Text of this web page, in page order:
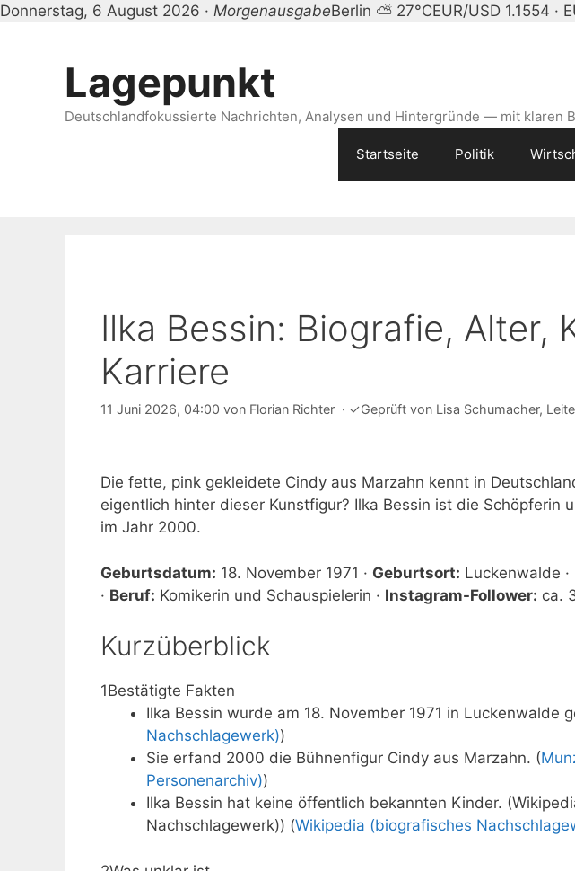
Donnerstag, 6 August 2026 · MorgenausgabeBerlin ⛅ 27°CEUR/USD 1.1554 ·
Lagepunkt
Deutschlandfokussierte Nachrichten, Analysen und Hintergründe — mit klaren
Startseite Politik
Ilka Bessin: Biografie, Alter,
Karriere
11 Juni 2026, 04:00 von Florian Richter · ✓Geprüft von Lisa Schumacher,
Die fette, pink gekleidete Cindy aus Marzahn kennt in
eigentlich hinter dieser Kunstfigur? Ilka Bessin ist die Schöpferin
im Jahr 2000.
Geburtsdatum: 18. November 1971 · Geburtsort: Luckenwalde ·
· Beruf: Komikerin und Schauspielerin · Instagram-Follower: ca.
Kurzüberblick
1Bestätigte Fakten
Ilka Bessin wurde am 18. November 1971 in Luckenwalde
Nachschlagewerk))
Sie erfand 2000 die Bühnenfigur Cindy aus Marzahn. (
Personenarchiv))
Ilka Bessin hat keine öffentlich bekannten Kinder.
Nachschlagewerk)) (Wikipedia (biografisches